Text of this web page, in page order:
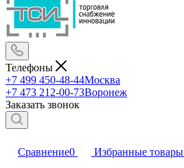
Телефоны
+7 499 450-48-44Москва
+7 473 212-00-73Воронеж
Заказать звонок
Сравнение0 Избранные товары